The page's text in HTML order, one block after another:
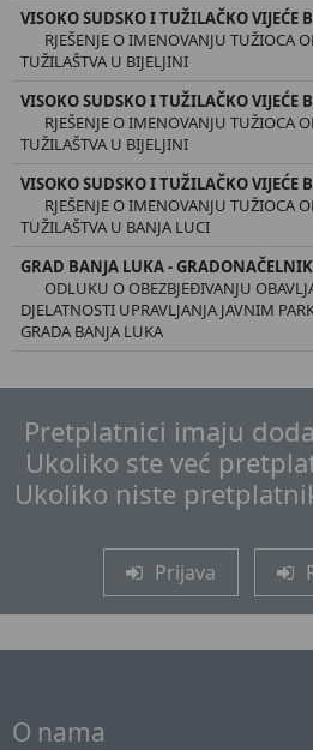
VISOKO SUDSKO I TUŽILAČKO VIJEĆE
RJEŠENJE O IMENOVANJU TUŽIOCA
TUŽILAŠTVA U BIJELJINI
VISOKO SUDSKO I TUŽILAČKO VIJEĆE
RJEŠENJE O IMENOVANJU TUŽIOCA
TUŽILAŠTVA U BIJELJINI
VISOKO SUDSKO I TUŽILAČKO VIJEĆE
RJEŠENJE O IMENOVANJU TUŽIOCA
TUŽILAŠTVA U BANJA LUCI
GRAD BANJA LUKA - GRADONAČELNIK
ODLUKU O OBEZBJEĐIVANJU
DJELATNOSTI UPRAVLJANJA JAVNIM
GRADA BANJA LUKA
Pretplatnici imaju
Ukoliko ste već
Ukoliko niste
Prijava
O nama